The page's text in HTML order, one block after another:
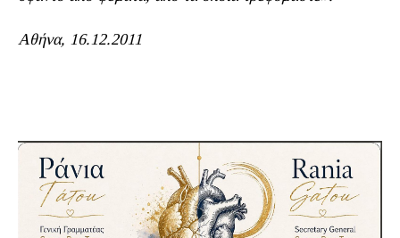
Αθήνα, 16.12.2011